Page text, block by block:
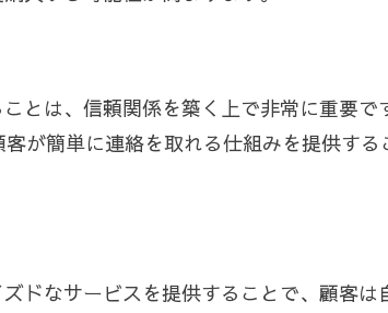
とは、信頼関係を築く上で非常に重要で
が簡単に連絡を取れる仕組みを提供す
ドなサービスを提供することで、顧客は